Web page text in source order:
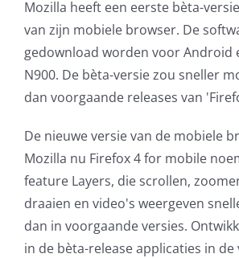
Cloud Computing
VOIP
Microsoft NCE
AVG
Office365
Glasvezelverbindingen
Mozilla heeft een eerste bèta-
van zijn mobiele browser. De
gedownload worden voor Android
N900. De bèta-versie zou sneller
dan voorgaande releases van
De nieuwe versie van de mobiele
Mozilla nu Firefox 4 for mobile
feature Layers, die scrollen,
draaien en video's weergeven
dan in voorgaande versies.
in de bèta-release applicaties in